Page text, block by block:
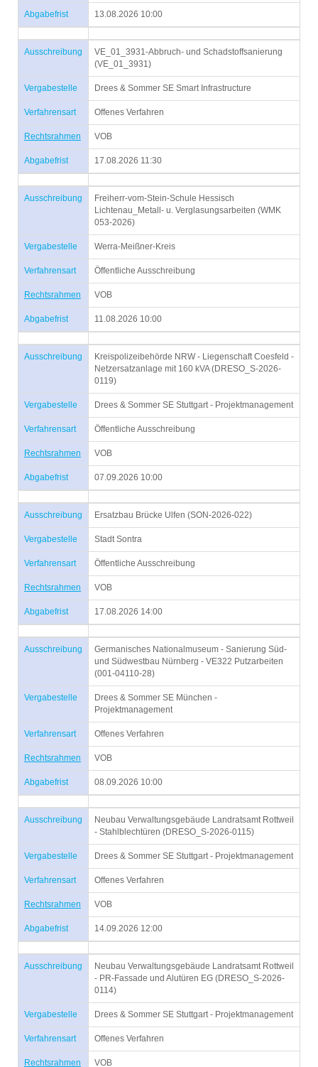
Abgabefrist 13.08.2026 10:00
Ausschreibung
VE_01_3931-Abbruch- und Schadstoffsanierung
(VE_01_3931)
Vergabestelle Drees & Sommer SE Smart Infrastructure
Verfahrensart Offenes Verfahren
Rechtsrahmen VOB
Abgabefrist 17.08.2026 11:30
Ausschreibung
Freiherr-vom-Stein-Schule Hessisch
Lichtenau_Metall- u. Verglasungsarbeiten (WMK
053-2026)
Vergabestelle Werra-Meißner-Kreis
Verfahrensart Öffentliche Ausschreibung
Rechtsrahmen VOB
Abgabefrist 11.08.2026 10:00
Ausschreibung
Kreispolizeibehörde NRW - Liegenschaft Coesfeld -
Netzersatzanlage mit 160 kVA (DRESO_S-2026-
0119)
Vergabestelle Drees & Sommer SE Stuttgart - Projektmanagement
Verfahrensart Öffentliche Ausschreibung
Rechtsrahmen VOB
Abgabefrist 07.09.2026 10:00
Ausschreibung Ersatzbau Brücke Ulfen (SON-2026-022)
Vergabestelle Stadt Sontra
Verfahrensart Öffentliche Ausschreibung
Rechtsrahmen VOB
Abgabefrist 17.08.2026 14:00
Ausschreibung
Germanisches Nationalmuseum - Sanierung Süd-
und Südwestbau Nürnberg - VE322 Putzarbeiten
(001-04110-28)
Vergabestelle
Drees & Sommer SE München -
Projektmanagement
Verfahrensart Offenes Verfahren
Rechtsrahmen VOB
Abgabefrist 08.09.2026 10:00
Ausschreibung
Neubau Verwaltungsgebäude Landratsamt Rottweil
- Stahlblechtüren (DRESO_S-2026-0115)
Vergabestelle Drees & Sommer SE Stuttgart - Projektmanagement
Verfahrensart Offenes Verfahren
Rechtsrahmen VOB
Abgabefrist 14.09.2026 12:00
Ausschreibung
Neubau Verwaltungsgebäude Landratsamt Rottweil
- PR-Fassade und Alutüren EG (DRESO_S-2026-
0114)
Vergabestelle Drees & Sommer SE Stuttgart - Projektmanagement
Verfahrensart Offenes Verfahren
Rechtsrahmen VOB